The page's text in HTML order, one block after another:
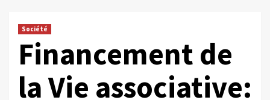
Société
Financement de
la Vie associative: